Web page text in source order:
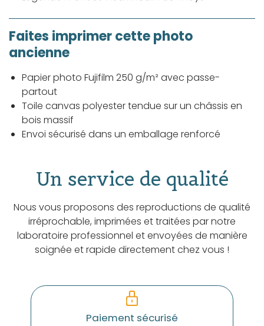
Faites imprimer cette photo
ancienne
Papier photo Fujifilm 250 g/m² avec passe-
partout
Toile canvas polyester tendue sur un châssis en
bois massif
Envoi sécurisé dans un emballage renforcé
Un service de qualité
Nous vous proposons des reproductions de qualité
irréprochable, imprimées et traitées par notre
laboratoire professionnel et envoyées de manière
soignée et rapide directement chez vous !
Paiement sécurisé